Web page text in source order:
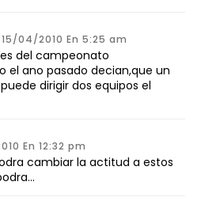
15/04/2010 En 5:25 am
del campeonato
el ano pasado decian,que un
dirigir dos equipos el
En 12:32 pm
cambiar la actitud a estos